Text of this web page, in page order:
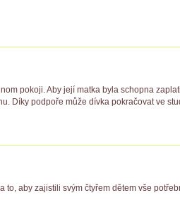
pokoji. Aby její matka byla schopna
Díky podpoře může dívka pokračovat ve
to, aby zajistili svým čtyřem dětem vše